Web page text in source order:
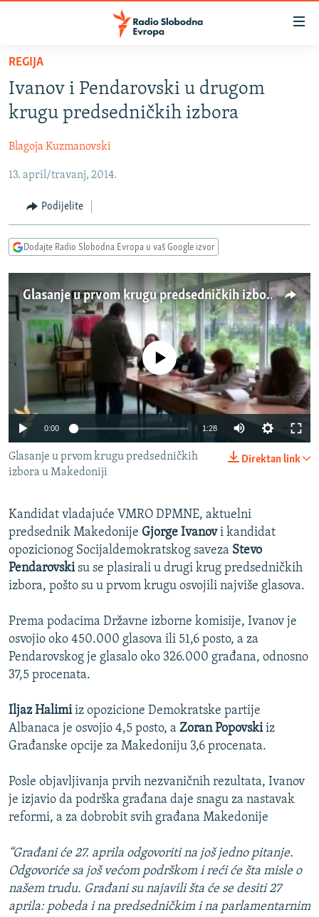
Pređite
glavni
sadržaj
na
navigaciju
Pređite
pretragu
BOSNA I HERCEGOVINA
SRBIJA
KOSOVO
CRNA GORA
VIZUELNO
FOTOGALERIJE
PODCASTI
RAT U UKRAJINI
RSE PRIČE IZ SVIJETA
ISPRIČAJ MI
DNEVNO@RSE
SPECIJALI RSE
VIŠE OD NASLOVA
GENOCID U SREBRENICI
POPLAVE I KLIZIŠTA U BIH 2024.
POST SCRIPTUM
MOJA EVROPA
TRI DECENIJE OD RATA U BIH
SVE KARTE DEJTONA
NASTANAK I RASPAD JUGOSLAVIJE
PRATITE NAS
REGIJA
Ivanov i Pendarovski u drugom
krugu predsedničkih izbora
Blagoja Kuzmanovski
13. april/travanj, 2014.
Podijelite
Dodajte Radio Slobodna Evropa u vaš Google izvor
Glasanje u prvom krugu predsedničkih izbora u Makedoniji
No media source currently available
0:00 1:28
Direktan link
Glasanje u prvom krugu predsedničkih
izbora u Makedoniji
Kandidat vladajuće VMRO DPMNE, aktuelni
predsednik Makedonije Gjorge Ivanovi kandidat
opozicionog Socijaldemokratskog saveza Stevo
Pendarovskisu se plasirali u drugi krug predsedničkih
izbora, pošto su u prvom krugu osvojili najviše glasova.
Prema podacima Državne izborne komisije, Ivanov je
osvojio oko 450.000 glasova ili 51,6 posto, a za
Pendarovskog je glasalo oko 326.000 građana, odnosno
37,5 procenata.
Iljaz Halimiiz opozicione Demokratske partije
Albanaca je osvojio 4,5 posto, a Zoran Popovskiiz
Građanske opcije za Makedoniju 3,6 procenata.
Posle objavljivanja prvih nezvaničnih rezultata, Ivanov
je izjavio da podrška građana daje snagu za nastavak
reformi, a za dobrobit svih građana Makedonije
“Građani će 27. aprila odgovoriti na još jedno pitanje.
Odgovoriće sa još većom podrškom i reći će šta misle o
našem trudu. Građani su najavili šta će se desiti 27
aprila: pobeda i na predsedničkim i na parlamentarnim